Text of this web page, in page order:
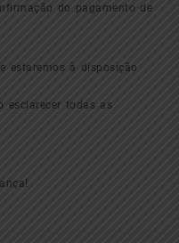
do pagamento de
estaremos à disposição
esclarecer todas as